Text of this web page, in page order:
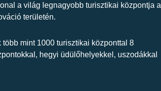
a világ legnagyobb turisztikai központja a
területén.
több mint 1000 turisztikai központtal 8
hegyi üdülőhelyekkel, uszodákkal